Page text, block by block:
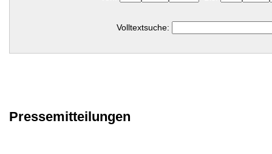
Volltextsuche:
Pressemitteilungen